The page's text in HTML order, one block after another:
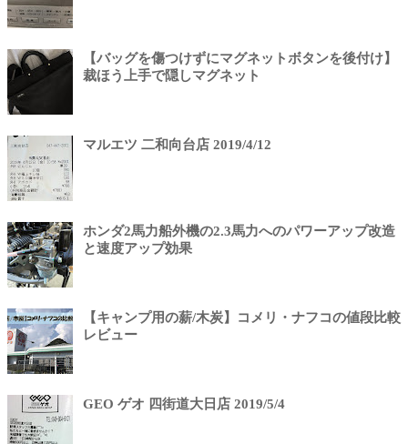
【バッグを傷つけずにマグネットボタンを後付け】
裁ほう上手で隠しマグネット
マルエツ 二和向台店 2019/4/12
ホンダ2馬力船外機の2.3馬力へのパワーアップ改造
と速度アップ効果
【キャンプ用の薪/木炭】コメリ・ナフコの値段比較
レビュー
GEO ゲオ 四街道大日店 2019/5/4